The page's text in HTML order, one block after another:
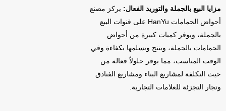
مزايا البيع بالجملة والتوريد الفعال: يركز مصنع
أحواض الحمامات HanYu على قنوات البيع
بالجملة، ويوفر كميات كبيرة من أحواض
الحمامات بالجملة، وينتج ويسلمها بكفاءة وفي
الوقت المناسب، مما يوفر حلولاً فعالة من
حيث التكلفة لمشاريع البناء ومشاريع الفنادق
وتجار التجزئة للعلامات التجارية.